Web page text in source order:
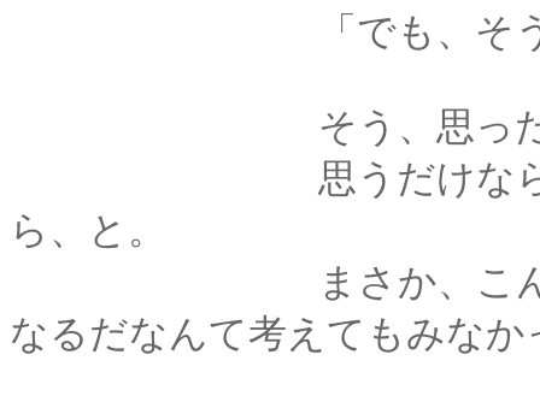
「でも、そう思っち
そう、思っただ
思うだけなら、願う
ら、と。
まさか、こんなふう
なるだなんて考えてもみなか